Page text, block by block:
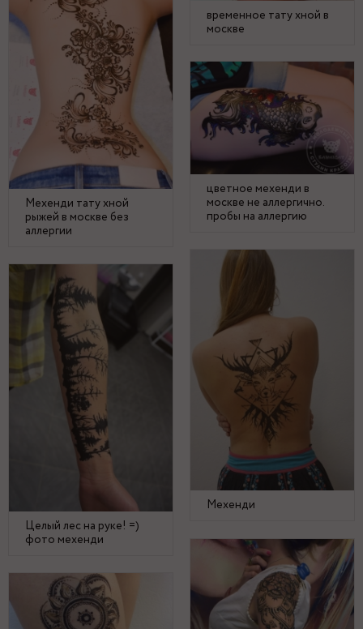
временное тату хной в
москве
Мехенди тату хной
рыжей в москве без
аллергии
цветное мехенди в
москве не аллергично.
пробы на аллергию
Мехенди
Целый лес на руке! =)
фото мехенди